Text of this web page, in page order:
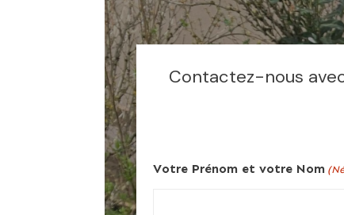
Contactez-nous
Votre Prénom et votre Nom